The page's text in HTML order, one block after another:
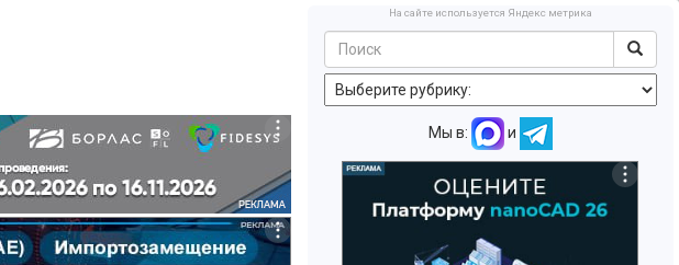
На сайте используется Яндекс метрика
Мы в: и